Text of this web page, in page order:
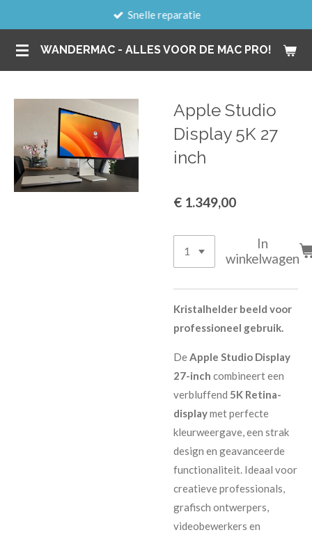
naar
de
WANDERMAC - ALLES VOOR DE MAC PRO!
Snelle reparatie
Apple Studio
Display 5K 27
inch
€ 1.349,00
In
winkelwagen
Kristalhelder beeld voor
professioneel gebruik.
DeApple Studio Display
27-inch combineert een
verbluffend 5K Retina-
displaymet perfecte
kleurweergave, een strak
design en geavanceerde
functionaliteit. Ideaal voor
creatieve professionals,
grafisch ontwerpers,
videobewerkers en